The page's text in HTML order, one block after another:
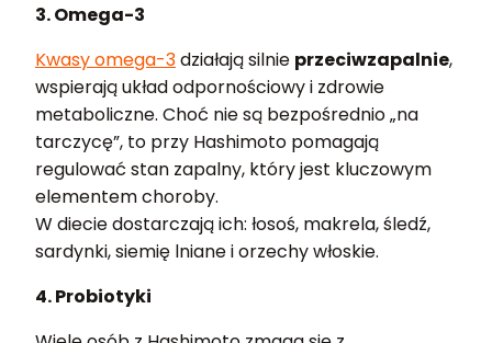
3. Omega-3
Kwasy omega-3działają silnie przeciwzapalnie,
wspierają układ odpornościowy i zdrowie
metaboliczne. Choć nie są bezpośrednio „na
tarczycę”, to przy Hashimoto pomagają
regulować stan zapalny, który jest kluczowym
elementem choroby.
W diecie dostarczają ich: łosoś, makrela, śledź,
sardynki, siemię lniane i orzechy włoskie.
4. Probiotyki